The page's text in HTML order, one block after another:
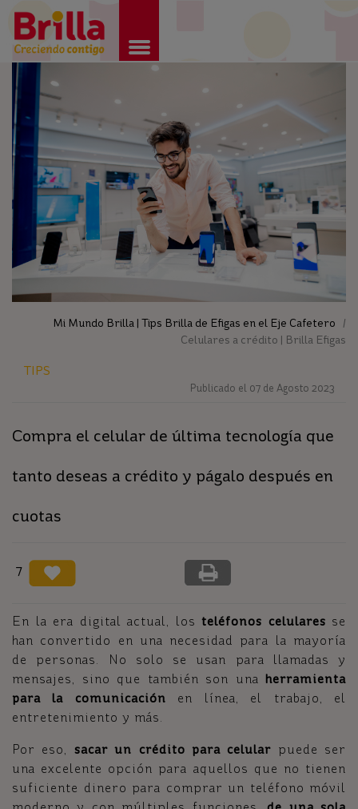
Mi Mundo Brilla | Tips Brilla de Efigas en el Eje Cafetero /
Celulares a crédito | Brilla Efigas
TIPS
Publicado el 07 de Agosto 2023
Compra el celular de última tecnología que
tanto deseas a crédito y págalo después en
cuotas
7
En la era digital actual, los teléfonos celulares se
han convertido en una necesidad para la mayoría
de personas. No solo se usan para llamadas y
mensajes, sino que también son una herramienta
para la comunicación en línea, el trabajo, el
entretenimiento y más.
Por eso, sacar un crédito para celular puede ser
una excelente opción para aquellos que no tienen
suficiente dinero para comprar un teléfono móvil